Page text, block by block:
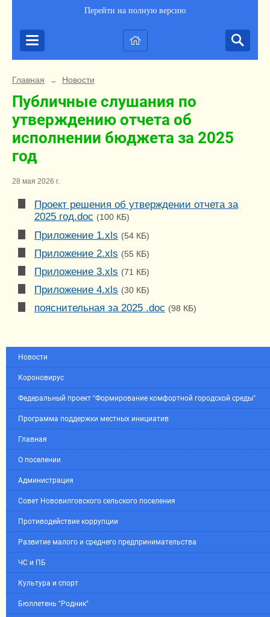
Перейти на полную версию
Главная → Новости
Публичные слушания по
утверждению отчета об
исполнении бюджета за 2025
год
28 мая 2026 г.
Проект решения об утверждении отчета за
2025 год.doc (100 КБ)
Приложение 1.xls (54 КБ)
Приложение 2.xls (55 КБ)
Приложение 3.xls (71 КБ)
Приложение 4.xls (30 КБ)
пояснительная за 2025 .doc (98 КБ)
Новости
Короновирус
Федеральный проект "Формирование комфортной городской среды"
Программа поддержки местных инициатив
Главная
О поселении
Администрация
Совет Нововилговского сельского поселения
Противодействие коррупции
Развитие малого и среднего предпринимательства
ЧС и ПБ
Культура и спорт
Бюллетень "Родник"